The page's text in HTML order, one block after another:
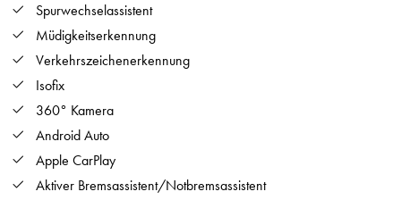
Spurwechselassistent
Müdigkeitserkennung
Verkehrszeichenerkennung
Isofix
360° Kamera
Android Auto
Apple CarPlay
Aktiver Bremsassistent/Notbremsassistent